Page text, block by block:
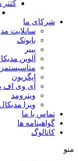
کتتر
شرکای ما
سانلایت
بایوتک
بییر
آلوین
متاسیستمز
ایگزیون
آی وی اف
ویترومد
ویرا مدیکال
تماس با ما
گواهینامه ها
کاتالوگ
منو